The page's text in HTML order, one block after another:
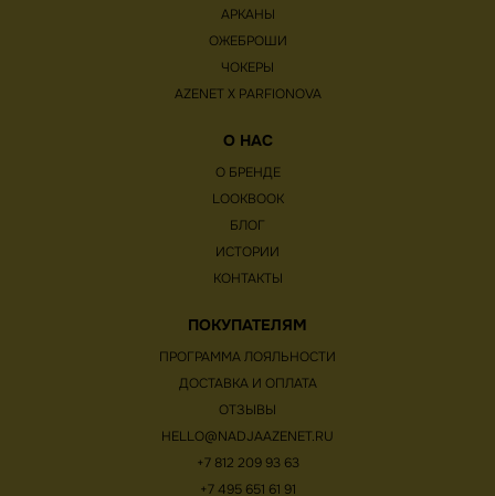
АРКАНЫ
ОЖЕБРОШИ
ЧОКЕРЫ
AZENET Х PARFIONOVA
О НАС
О БРЕНДЕ
LOOKBOOK
БЛОГ
ИСТОРИИ
КОНТАКТЫ
ПОКУПАТЕЛЯМ
ПРОГРАММА ЛОЯЛЬНОСТИ
ДОСТАВКА И ОПЛАТА
ОТЗЫВЫ
HELLO@NADJAAZENET.RU
+7 812 209 93 63
+7 495 651 61 91